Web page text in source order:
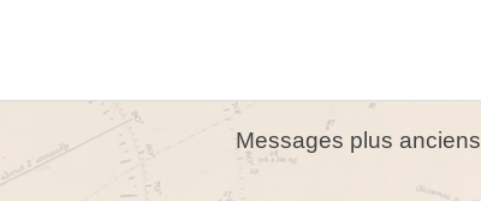
Messages plus anciens